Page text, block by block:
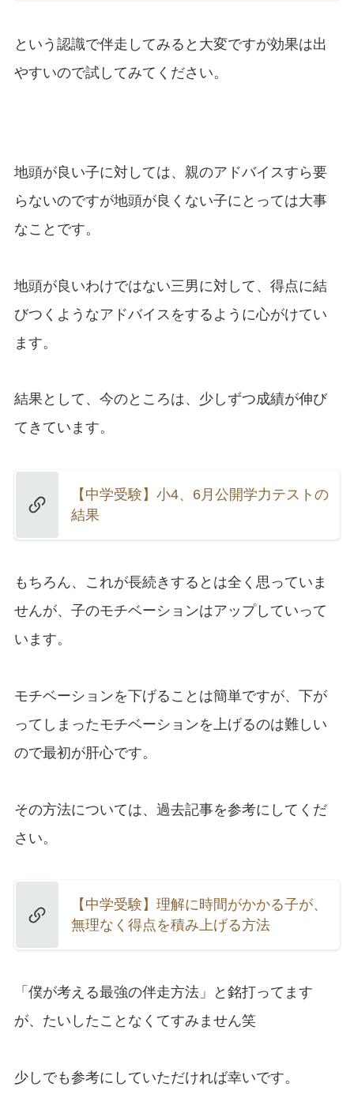
という認識で伴走してみると大変ですが効果は出
やすいので試してみてください。
地頭が良い子に対しては、親のアドバイスすら要
らないのですが地頭が良くない子にとっては大事
なことです。
地頭が良いわけではない三男に対して、得点に結
びつくようなアドバイスをするように心がけてい
ます。
結果として、今のところは、少しずつ成績が伸び
てきています。
【中学受験】小4、6月公開学力テストの
結果
もちろん、これが長続きするとは全く思っていま
せんが、子のモチベーションはアップしていって
います。
モチベーションを下げることは簡単ですが、下が
ってしまったモチベーションを上げるのは難しい
ので最初が肝心です。
その方法については、過去記事を参考にしてくだ
さい。
【中学受験】理解に時間がかかる子が、
無理なく得点を積み上げる方法
「僕が考える最強の伴走方法」と銘打ってます
が、たいしたことなくてすみません笑
少しでも参考にしていただければ幸いです。